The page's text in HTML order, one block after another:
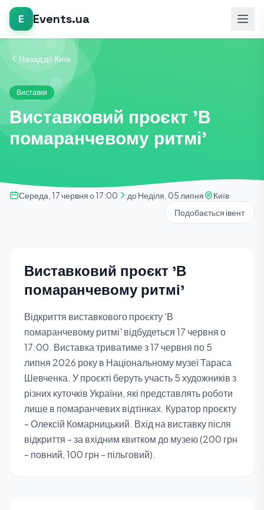
E Events.ua
Назад до Київ
Виставки
Виставковий проєкт 'В
помаранчевому ритмі'
Середа, 17 червня о 17:00 до Неділя, 05 липня
Київ
Подобається івент
Виставковий проєкт 'В
помаранчевому ритмі'
Відкриття виставкового проєкту 'В
помаранчевому ритмі' відбудеться 17 червня о
17:00. Виставка триватиме з 17 червня по 5
липня 2026 року в Національному музеї Тараса
Шевченка. У проєкті беруть участь 5 художників з
різних куточків України, які представлять роботи
лише в помаранчевих відтінках. Куратор проєкту
- Олексій Комарницький. Вхід на виставку після
відкриття - за вхідним квитком до музею (200 грн
- повний, 100 грн - пільговий).